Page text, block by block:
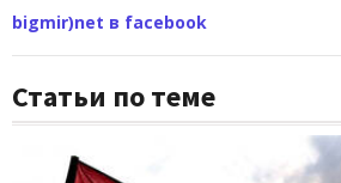
bigmir)net в facebook
Статьи по теме